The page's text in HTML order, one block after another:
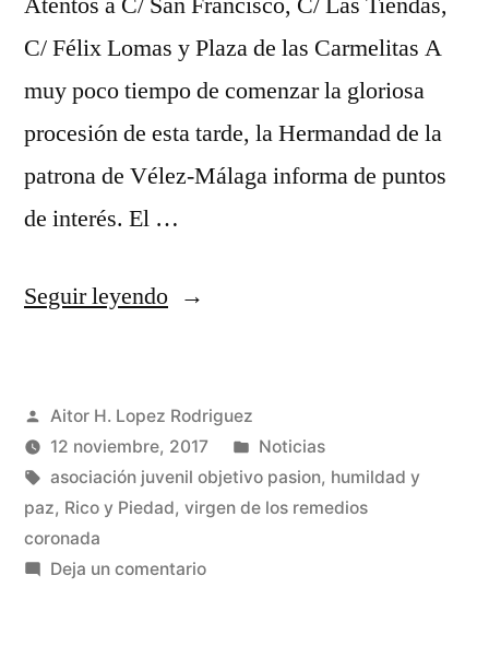
C/ Félix Lomas y Plaza de las Carmelitas A
muy poco tiempo de comenzar la gloriosa
procesión de esta tarde, la Hermandad de la
patrona de Vélez-Málaga informa de puntos
de interés. El …
Seguir leyendo«¿Qué
perderte
en
la
Publicado
por
Aitor H. Lopez Rodriguez
12 noviembre, 2017
Publicado
en
Noticias
Etiquetas:
asociación juvenil objetivo pasion, humildad y
paz, Rico y Piedad, virgen de los remedios
coronada
Deja un comentarioen